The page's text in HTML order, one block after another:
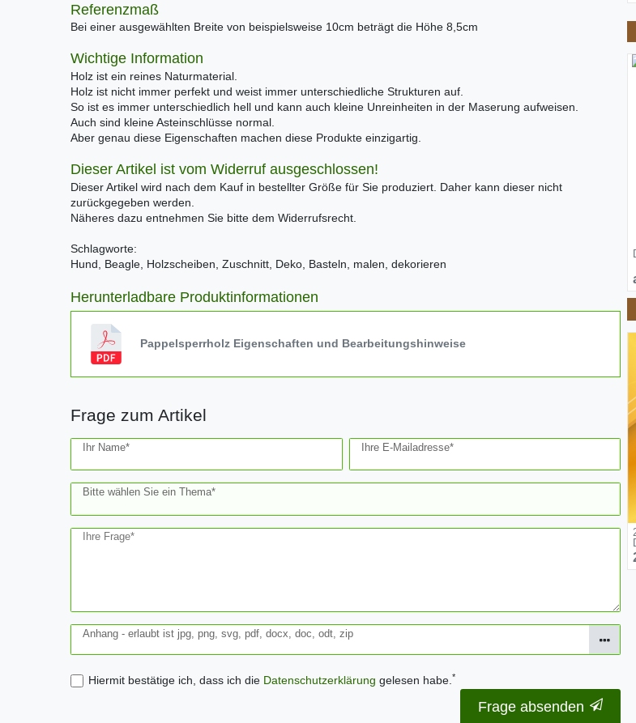
Referenzmaß
Bei einer ausgewählten Breite von beispielsweise 10cm beträgt die Höhe 8,5cm
Wichtige Information
Holz ist ein reines Naturmaterial.
Holz ist nicht immer perfekt und weist immer unterschiedliche Strukturen auf.
So ist es immer unterschiedlich hell und kann auch kleine Unreinheiten in der Maserung aufweisen.
Auch sind kleine Asteinschlüsse normal.
Aber genau diese Eigenschaften machen diese Produkte einzigartig.
Dieser Artikel ist vom Widerruf ausgeschlossen!
Dieser Artikel wird nach dem Kauf in bestellter Größe für Sie produziert. Daher kann dieser nicht
zurückgegeben werden.
Näheres dazu entnehmen Sie bitte dem Widerrufsrecht.
Schlagworte:
Hund, Beagle, Holzscheiben, Zuschnitt, Deko, Basteln, malen, dekorieren
Herunterladbare Produktinformationen
Pappelsperrholz Eigenschaften und Bearbeitungshinweise
Frage zum Artikel
Ihr Name* Ihre E-Mailadresse*
Bitte wählen Sie ein Thema*
Ihre Frage*
Anhang - erlaubt ist jpg, png, svg, pdf, docx, doc, odt, zip
Hiermit bestätige ich, dass ich die Daten­schutz­erklärung gelesen habe. *
Ceres::Template.mailFormHoneypotLabel
Frage absenden